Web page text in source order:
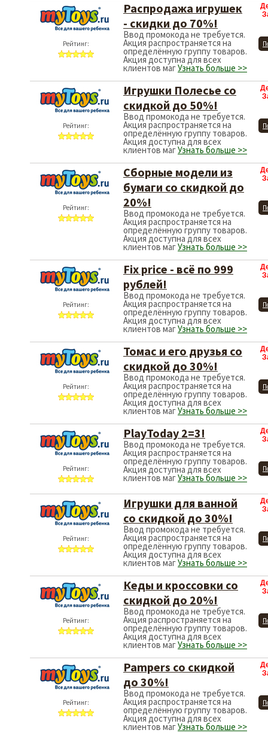
Рейтинг:
Распродажа игрушек
- скидки до 70%!
Ввод промокода не требуется.
Акция распространяется на
определённую группу товаров.
Акция доступна для всех
клиентов магУзнать больше >>
Рейтинг:
Игрушки Полесье со
скидкой до 50%!
Ввод промокода не требуется.
Акция распространяется на
определённую группу товаров.
Акция доступна для всех
клиентов магУзнать больше >>
Рейтинг:
Сборные модели из
бумаги со скидкой до
20%!
Ввод промокода не требуется.
Акция распространяется на
определённую группу товаров.
Акция доступна для всех
клиентов магУзнать больше >>
Рейтинг:
Fix price - всё по 999
рублей!
Ввод промокода не требуется.
Акция распространяется на
определённую группу товаров.
Акция доступна для всех
клиентов магУзнать больше >>
Рейтинг:
Томас и его друзья со
скидкой до 30%!
Ввод промокода не требуется.
Акция распространяется на
определённую группу товаров.
Акция доступна для всех
клиентов магУзнать больше >>
Рейтинг:
PlayToday 2=3!
Ввод промокода не требуется.
Акция распространяется на
определённую группу товаров.
Акция доступна для всех
клиентов магУзнать больше >>
Рейтинг:
Игрушки для ванной
со скидкой до 30%!
Ввод промокода не требуется.
Акция распространяется на
определённую группу товаров.
Акция доступна для всех
клиентов магУзнать больше >>
Рейтинг:
Кеды и кроссовки со
скидкой до 20%!
Ввод промокода не требуется.
Акция распространяется на
определённую группу товаров.
Акция доступна для всех
клиентов магУзнать больше >>
Рейтинг:
Pampers со скидкой
до 30%!
Ввод промокода не требуется.
Акция распространяется на
определённую группу товаров.
Акция доступна для всех
клиентов магУзнать больше >>